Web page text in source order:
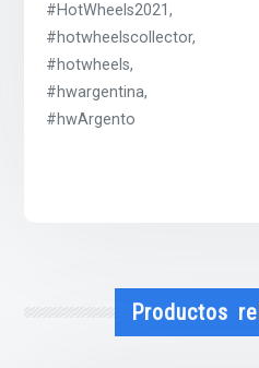
#HotWheels2021,
#hotwheelscollector,
#hotwheels,
#hwargentina,
#hwArgento
Productos